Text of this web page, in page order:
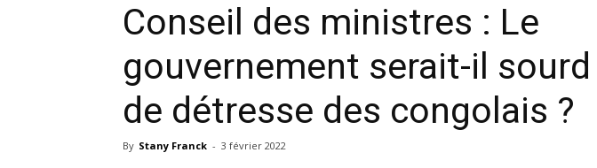
Conseil des ministres : Le
gouvernement serait-il
de détresse des congolais ?
By Stany Franck - 3 février 2022